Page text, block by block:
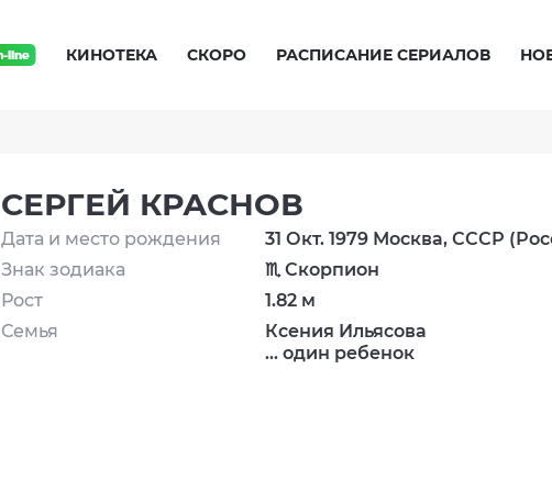
КИНОТЕКА СКОРО РАСПИСАНИЕ СЕРИАЛОВ
СЕРГЕЙ КРАСНОВ
Дата и место рождения
Знак зодиака
Рост
Семья
31 Окт. 1979 Москва, СССР
♏ Скорпион
1.82 м
Ксения Ильясова
... один ребенок